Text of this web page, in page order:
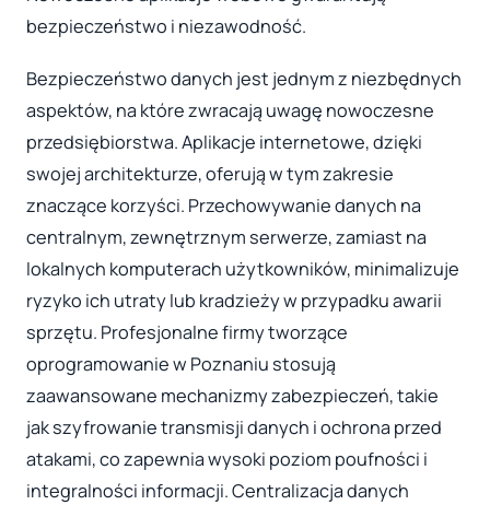
bezpieczeństwo i niezawodność.
Bezpieczeństwo danych jest jednym z niezbędnych
aspektów, na które zwracają uwagę nowoczesne
przedsiębiorstwa. Aplikacje internetowe, dzięki
swojej architekturze, oferują w tym zakresie
znaczące korzyści. Przechowywanie danych na
centralnym, zewnętrznym serwerze, zamiast na
lokalnych komputerach użytkowników, minimalizuje
ryzyko ich utraty lub kradzieży w przypadku awarii
sprzętu. Profesjonalne firmy tworzące
oprogramowanie w Poznaniu stosują
zaawansowane mechanizmy zabezpieczeń, takie
jak szyfrowanie transmisji danych i ochrona przed
atakami, co zapewnia wysoki poziom poufności i
integralności informacji. Centralizacja danych